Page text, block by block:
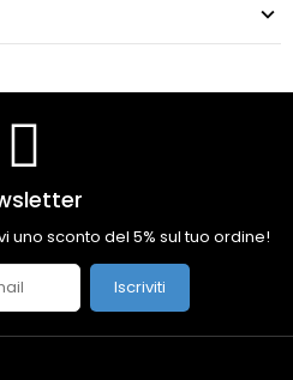
uno sconto del 5% sul tuo ordine!
Iscriviti